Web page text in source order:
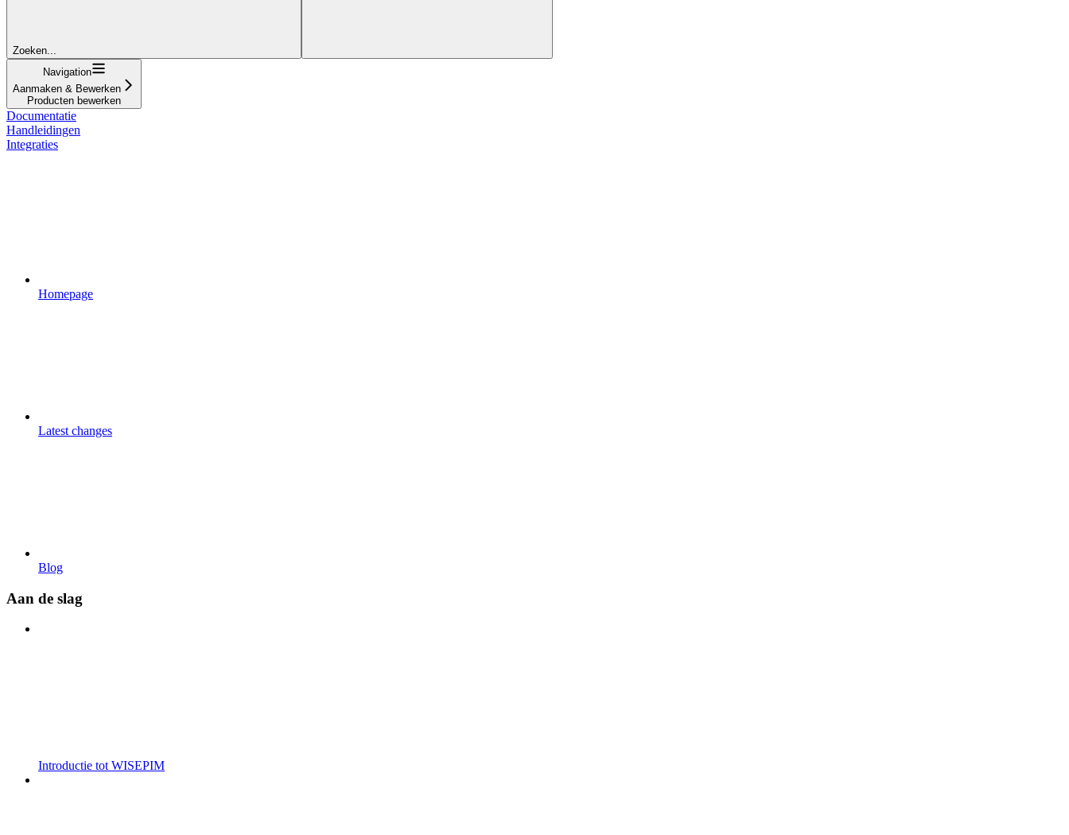
Zoeken...
Navigation
Aanmaken & Bewerken
Producten bewerken
Documentatie
Handleidingen
Integraties
Homepage
Latest changes
Blog
Aan de slag
Introductie tot WISEPIM